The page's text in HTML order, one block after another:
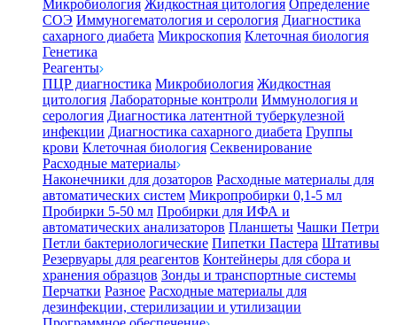
Микробиология Жидкостная цитология Определение
СОЭ Иммуногематология и серология Диагностика
сахарного диабета Микроскопия Клеточная биология
Генетика
Реагенты
ПЦР диагностика Микробиология Жидкостная
цитология Лабораторные контроли Иммунология и
серология Диагностика латентной туберкулезной
инфекции Диагностика сахарного диабета Группы
крови Клеточная биология Секвенирование
Расходные материалы
Наконечники для дозаторов Расходные материалы для
автоматических систем Микропробирки 0,1-5 мл
Пробирки 5-50 мл Пробирки для ИФА и
автоматических анализаторов Планшеты Чашки Петри
Петли бактериологические Пипетки Пастера Штативы
Резервуары для реагентов Контейнеры для сбора и
хранения образцов Зонды и транспортные системы
Перчатки Разное Расходные материалы для
дезинфекции, стерилизации и утилизации